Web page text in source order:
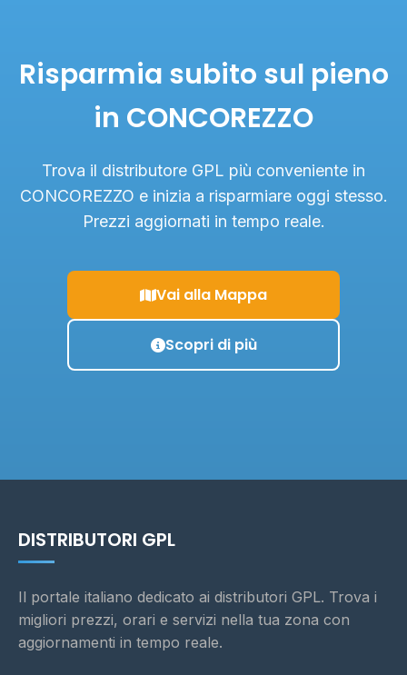
Risparmia subito sul pieno
in CONCOREZZO
Trova il distributore GPL più conveniente in
CONCOREZZO e inizia a risparmiare oggi stesso.
Prezzi aggiornati in tempo reale.
Vai alla Mappa
Scopri di più
DISTRIBUTORI GPL
Il portale italiano dedicato ai distributori GPL. Trova i
migliori prezzi, orari e servizi nella tua zona con
aggiornamenti in tempo reale.